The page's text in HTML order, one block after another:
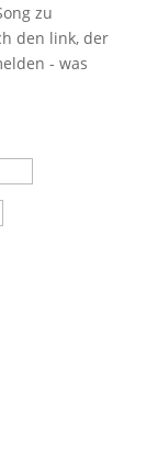
zu
den link, der
- was